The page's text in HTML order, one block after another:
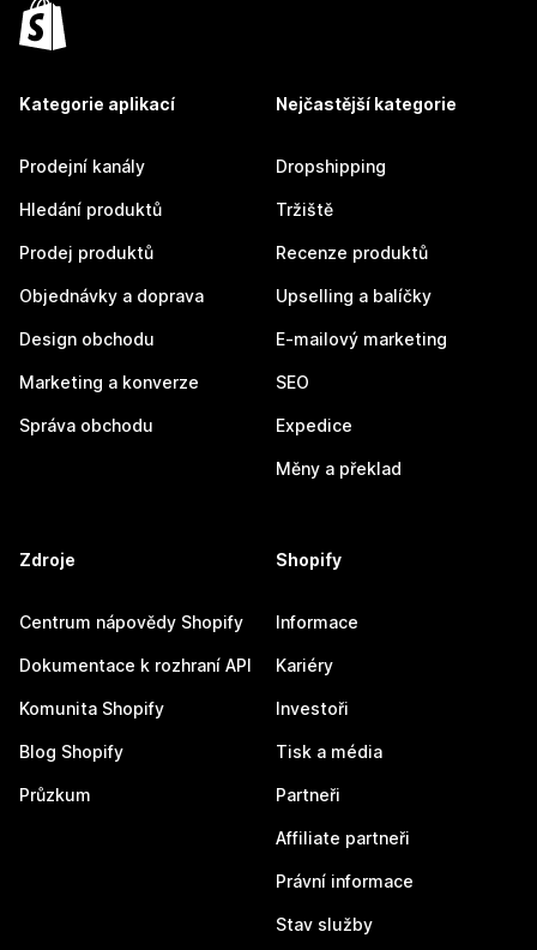
Kategorie aplikací
Prodejní kanály
Hledání produktů
Prodej produktů
Objednávky a doprava
Design obchodu
Marketing a konverze
Správa obchodu
Nejčastější kategorie
Dropshipping
Tržiště
Recenze produktů
Upselling a balíčky
E-mailový marketing
SEO
Expedice
Měny a překlad
Zdroje
Centrum nápovědy Shopify
Dokumentace k rozhraní API
Komunita Shopify
Blog Shopify
Průzkum
Shopify
Informace
Kariéry
Investoři
Tisk a média
Partneři
Affiliate partneři
Právní informace
Stav služby